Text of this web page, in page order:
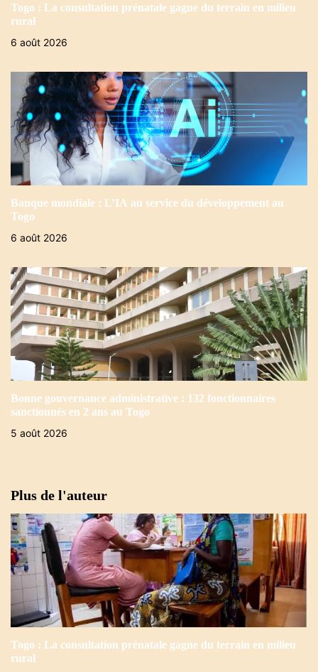
Togo : La consultation prénatale gagne du terrain en milieu
rural
6 août 2026
Banque mondiale : L’IA au service du développement au
Togo
6 août 2026
Bonne gouvernance administrative : 132 fonctionnaires
sanctionnés en 2 ans au Togo
5 août 2026
Plus de l'auteur
Togo : La consultation prénatale gagne du terrain en milieu
rural